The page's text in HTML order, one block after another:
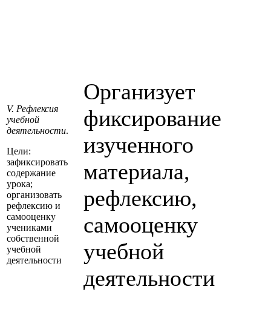
V. Рефлексия
учебной
деятельности.
Цели:
зафиксировать
содержание
урока;
организовать
рефлексию и
самооценку
учениками
собственной
учебной
деятельности
Организует
фиксирование
изученного
материала,
рефлексию,
самооценку
учебной
деятельности